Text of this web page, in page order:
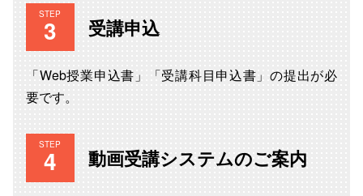
STEP
受講申込
「Web授業申込書」「受講科目申込書」の提出が必
要です。
STEP
動画受講システムのご案内